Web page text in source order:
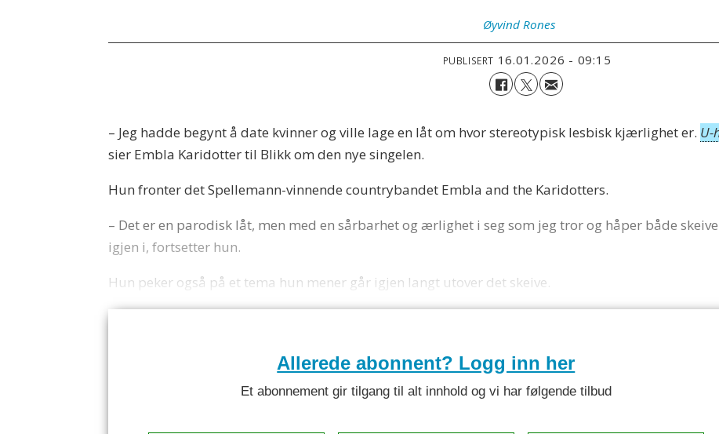
Øyvind Rones
PUBLISERT 16.01.2026 - 09:15
– Jeg hadde begynt å date kvinner og ville lage en låt om hvor stereotypisk lesbisk kjærlighet er. U-
sier Embla Karidotter til Blikk om den nye singelen.
Hun fronter det Spellemann-vinnende countrybandet Embla and the Karidotters.
– Det er en parodisk låt, men med en sårbarhet og ærlighet i seg som jeg tror og håper både
igjen i, fortsetter hun.
Hun peker også på et tema hun mener går igjen langt utover det skeive.
Allerede abonnent? Logg inn her
Et abonnement gir tilgang til alt innhold og vi har følgende tilbud